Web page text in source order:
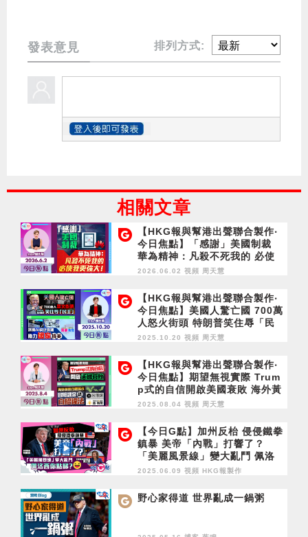
發表意見 排列方式:
相關文章
【HKG報與幫港出聲聯合製作‧
今日焦點】「感謝」美國制裁
華為精神：凡殺不死我的 必使
我更強大！
2026.06.02 視頻 周天慧
【HKG報與幫港出聲聯合製作‧
今日焦點】美國人驚亡國 700萬
人怒火街頭 特朗普笑住辱「民
主」 深圳AI科企搶灘 助力國家
2025.10.20 視頻 周天慧
【HKG報與幫港出聲聯合製作‧
今日焦點】期望無視實際 Trum
p式的自信開啟美國衰敗 海外黃
媒合體掠水 冒險課金恐自招違
2025.08.04 視頻 周天慧
【今日G點】加州反枱 侵侵鐵拳
鎮暴 美帝「內戰」打響了？
「美麗風景線」變大亂鬥 佩洛
西你點睇？
2025.06.09 視頻 HKG報製作
野心家得道 世界亂成一鍋粥